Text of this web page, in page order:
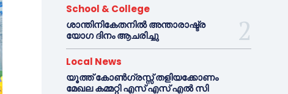
School & College
ശാന്തിനികേതനിൽ അന്താരാഷ്ട്ര
യോഗ ദിനം ആചരിച്ചു
Local News
യൂത്ത് കോൺഗ്രസ്സ് തളിയക്കോണം
മേഖല കമ്മറ്റി എസ് എസ് എൽ സി